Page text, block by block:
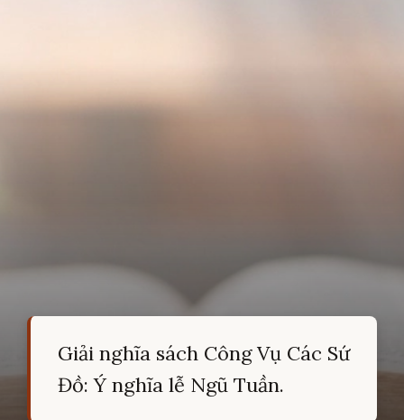
Giải nghĩa sách Công Vụ Các Sứ
Đồ: Ý nghĩa lễ Ngũ Tuần.